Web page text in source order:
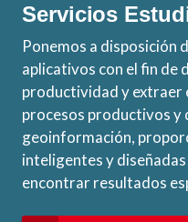
Servicios
Ponemos a disposición
aplicativos con el fin de
productividad y extraer
procesos productivos y
geoinformación,
inteligentes y
encontrar resultados